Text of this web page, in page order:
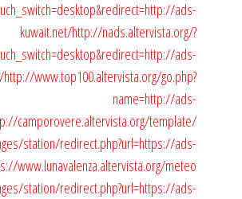
ads-
kuwait.net/http://nads.altervista.org/?
ads-
http://www.top100.altervista.org/go.php?
name=http://ads-
camporovere.altervista.org/template/
station/redirect.php?url=https://ads-
www.lunavalenza.altervista.org/meteo
station/redirect.php?url=https://ads-